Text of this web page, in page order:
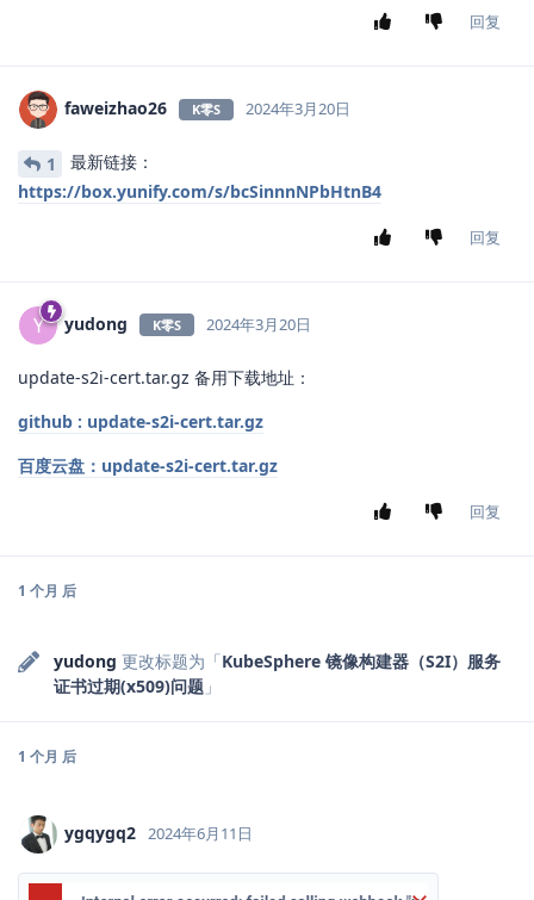
回复
faweizhao26 K零S 2024年3月20日
1
最新链接：
https://box.yunify.com/s/bcSinnnNPbHtnB4
回复
Y yudong K零S 2024年3月20日
update-s2i-cert.tar.gz 备用下载地址：
github : update-s2i-cert.tar.gz
百度云盘：update-s2i-cert.tar.gz
回复
1 个月 后
yudong 更改标题为「KubeSphere 镜像构建器（S2I）服务
证书过期(x509)问题 」
1 个月 后
ygqygq2 2024年6月11日